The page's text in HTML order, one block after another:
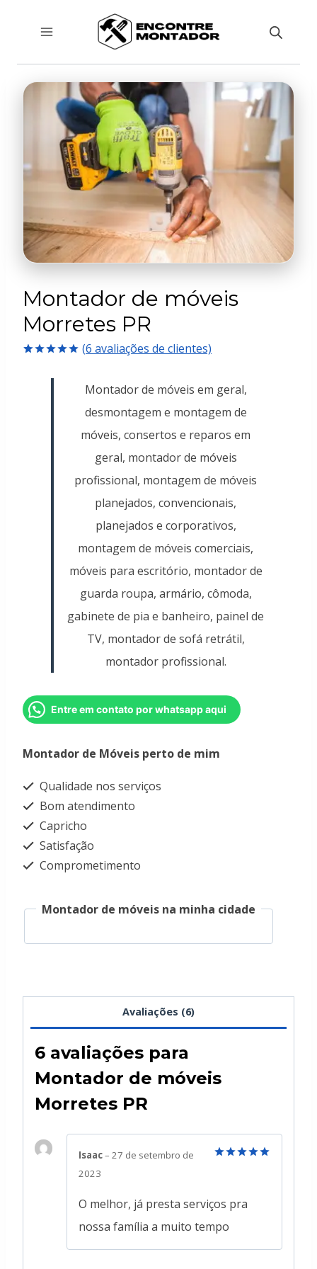
Conteúdo
Montador de móveis
Morretes PR
como5.00
(6 avaliações de clientes)
Montador de móveis em geral,
desmontagem e montagem de
móveis, consertos e reparos em
geral, montador de móveis
profissional, montagem de móveis
planejados, convencionais,
planejados e corporativos,
montagem de móveis comerciais,
móveis para escritório, montador de
guarda roupa, armário, cômoda,
gabinete de pia e banheiro, painel de
TV, montador de sofá retrátil,
montador profissional.
Entre em contato por whatsapp aqui
Montador de Móveis perto de mim
Qualidade nos serviços
Bom atendimento
Capricho
Satisfação
Comprometimento
Montador de móveis na minha cidade
Avaliações (6)
6 avaliações para
Montador de móveis
Morretes PR
Isaac– 27 de setembro de
2023
O melhor, já presta serviços pra
nossa família a muito tempo